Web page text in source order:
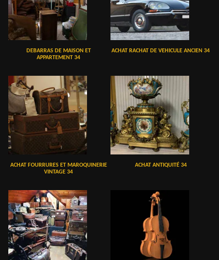
DEBARRAS DE MAISON ET
APPARTEMENT 34
ACHAT RACHAT DE VEHICULE ANCIEN 34
ACHAT FOURRURES ET MAROQUINERIE
VINTAGE 34
ACHAT ANTIQUITÉ 34